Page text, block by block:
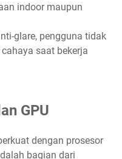
indoor maupun
glare, pengguna tidak
saat bekerja
GPU
dengan prosesor
bagian dari